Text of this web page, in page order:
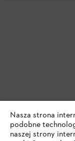
Nasza strona
podobne
naszej strony